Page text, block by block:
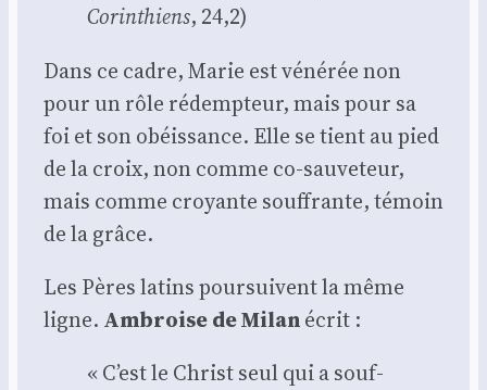
Corin­thiens, 24,2)
Dans ce cadre, Marie est véné­rée non
pour un rôle rédemp­teur, mais pour sa
foi et son obéis­sance. Elle se tient au pied
de la croix, non comme co-sau­ve­teur,
mais comme croyante souf­frante, témoin
de la grâce.
Les Pères latins pour­suivent la même
ligne. Ambroise de Milanécrit :
« C’est le Christ seul qui a souf­